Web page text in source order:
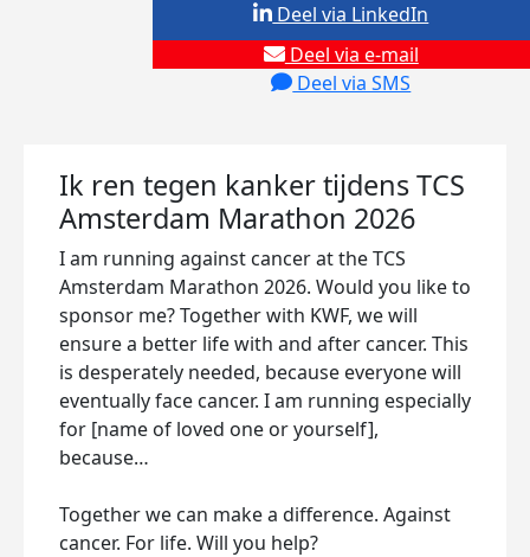
Deel via e-mail
Deel via SMS
Deel via LinkedIn
Ik ren tegen kanker tijdens TCS
Amsterdam Marathon 2026
I am running against cancer at the TCS
Amsterdam Marathon 2026. Would you like to
sponsor me? Together with KWF, we will
ensure a better life with and after cancer. This
is desperately needed, because everyone will
eventually face cancer. I am running especially
for [name of loved one or yourself],
because…
Together we can make a difference. Against
cancer. For life. Will you help?